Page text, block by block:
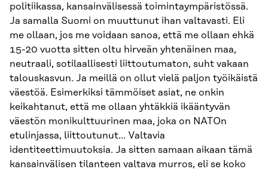
politiikassa, kansainvälisessä toimintaympäristössä.
Ja samalla Suomi on muuttunut ihan valtavasti. Eli
me ollaan, jos me voidaan sanoa, että me ollaan ehkä
15-20 vuotta sitten oltu hirveän yhtenäinen maa,
neutraali, sotilaallisesti liittoutumaton, suht vakaan
talouskasvun. Ja meillä on ollut vielä paljon työikäistä
väestöä. Esimerkiksi tämmöiset asiat, ne onkin
keikahtanut, että me ollaan yhtäkkiä ikääntyvän
väestön monikulttuurinen maa, joka on NATOn
etulinjassa, liittoutunut… Valtavia
identiteettimuutoksia. Ja sitten samaan aikaan tämä
kansainvälisen tilanteen valtava murros, eli se koko